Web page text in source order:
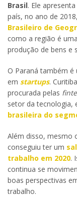
Brasil. Ele apresenta
país, no ano de
Brasileiro de
como a região é
produção de bens e
O Paraná também
em startups.
procurada pelas
setor da tecnologia,
brasileira do
Além disso, mesmo
conseguiu ter um
trabalho em 2020.
continua se
boas perspectivas
trabalho.